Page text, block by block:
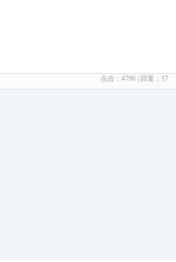
点击： 4796 | 回复： 17